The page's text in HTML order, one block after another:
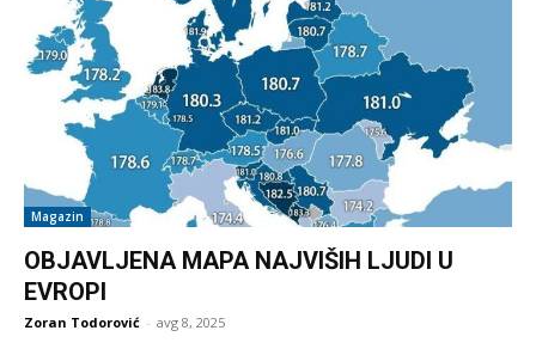
Magazin
OBJAVLJENA MAPA NAJVIŠIH LJUDI U
EVROPI
Zoran Todorović - avg 8, 2025